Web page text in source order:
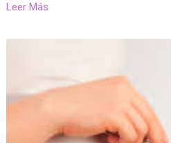
Leer Más